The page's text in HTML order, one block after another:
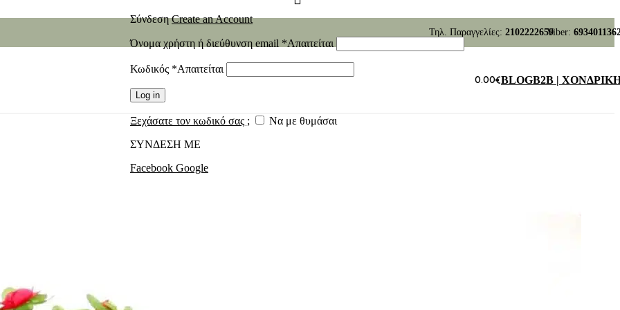
Τηλ. Παραγγελίες: 2102222659Viber:
ΣύνδεσηCreate an Account
Όνομα χρήστη ή διεύθυνση email *Απαιτείται
Κωδικός *Απαιτείται
Log in
Ξεχάσατε τον κωδικό σας ;
Να με θυμάσαι
ΣΥΝΔΕΣΗ ΜΕ
Facebook Google
0.00€BLOGB2B |